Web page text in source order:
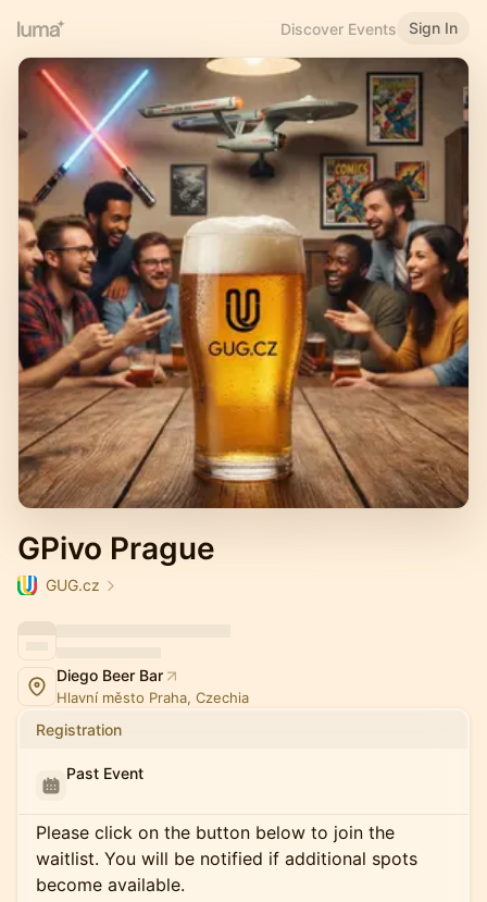
Discover Events Sign In
GPivo Prague
GUG.cz
Diego Beer Bar
Hlavní město Praha, Czechia
Registration
Past Event
Please click on the button below to join the
waitlist. You will be notified if additional spots
become available.